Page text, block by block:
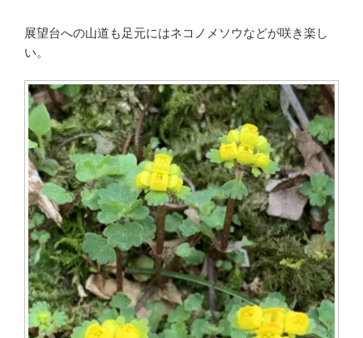
展望台への山道も足元にはネコノメソウなどが咲き楽し
い。